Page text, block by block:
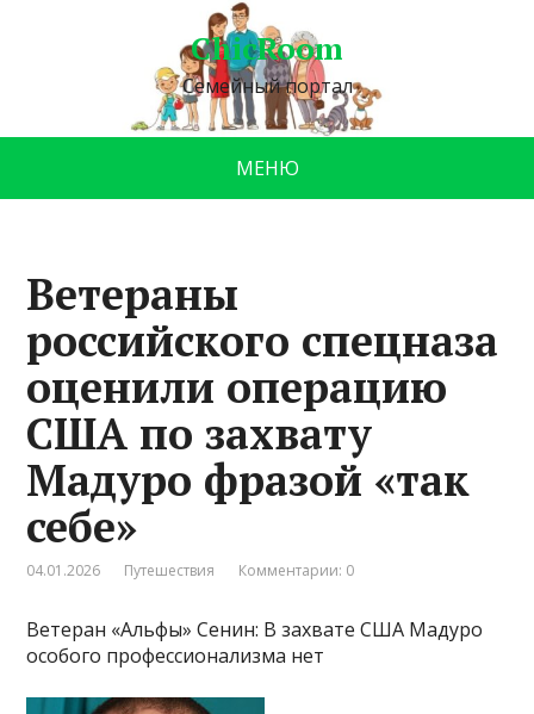
ChicRoom
Семейный портал
МЕНЮ
Ветераны
российского спецназа
оценили операцию
США по захвату
Мадуро фразой «так
себе»
04.01.2026 Путешествия Комментарии: 0
Ветеран «Альфы» Сенин: В захвате США Мадуро
особого профессионализма нет